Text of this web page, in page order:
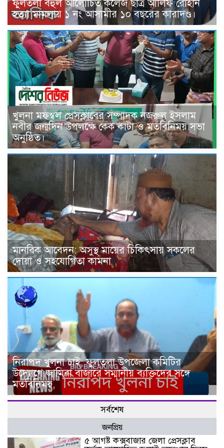
ফুলতলা বহুল আলোচিত কলেজ ছাত্র আলিফ রোহান
হত্যা মামলায় ১ নং আসামীর ১০ বছরের কারাদণ্ড।
খুলনা মফস্বল প্রেসক্লাবের সম্পাদক নজরুল ইসলাম
নবীর জন্মদিন উপলক্ষে কেক কাটা ও মতবিনিময় সভা
অনুষ্ঠিত।
মানবিক আবেদন: অসুস্থ মায়ের চিকিৎসায় সকলের
দোয়া ও সহযোগিতা কামনা
নিরাপদ খুলনা চাই, ফুলতলা উপজেলা কমিটির
উদ্যোগে জামিরা বাজারে সম্মানীয় ব্যক্তিদের সঙ্গে
মতবিনিময়,
সর্বশেষ
জনপ্রিয়
৫ আগষ্ট কক্সবাজার জেলা প্রেসক্লাব